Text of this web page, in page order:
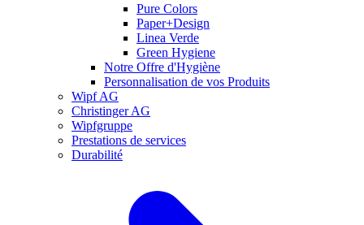
Pure Colors
Paper+Design
Linea Verde
Green Hygiene
Notre Offre d'Hygiène
Personnalisation de vos Produits
Wipf AG
Christinger AG
Wipfgruppe
Prestations de services
Durabilité